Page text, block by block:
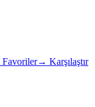
Favoriler→ Karşılaştır